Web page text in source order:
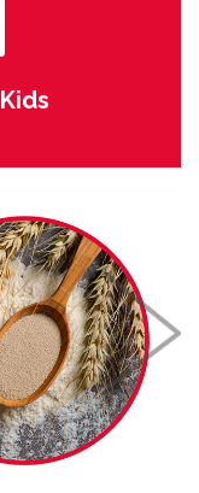
Kids
Next